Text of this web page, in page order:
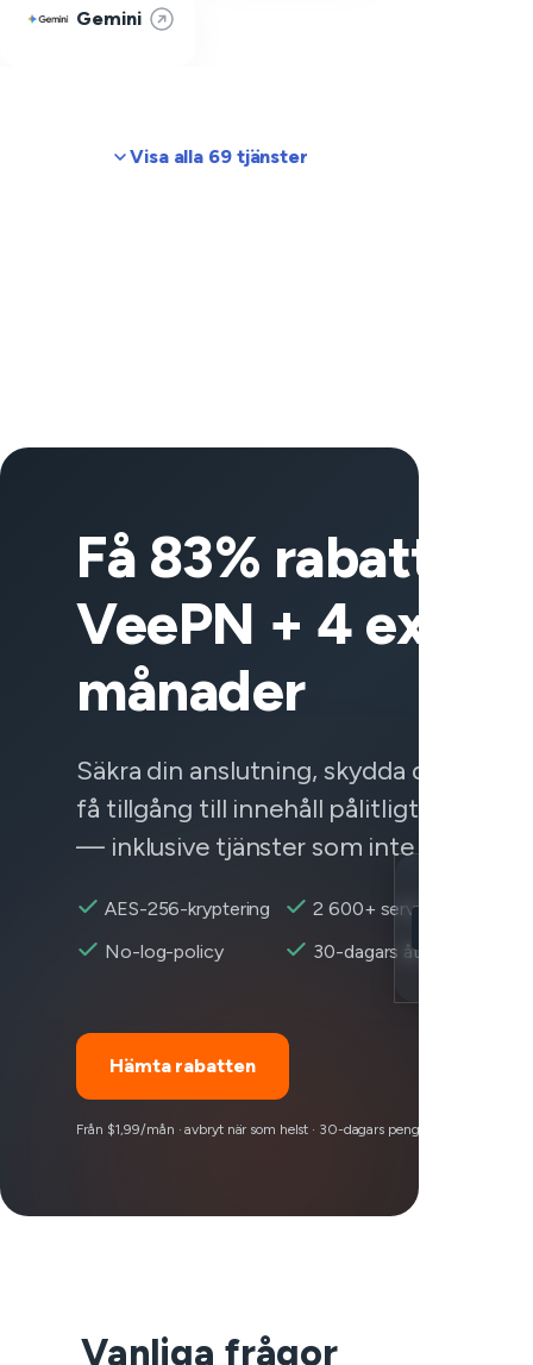
Gemini
Visa alla 69 tjänster
Få 83% rabatt på
VeePN + 4 extra
månader
Säkra din anslutning, skydda dina data
få tillgång till innehåll pålitligt var som
— inklusive tjänster som inte fungerar.
AES-256-kryptering
2 600+ servrar
No-log-policy
30-dagars återbetalning
Hämta rabatten
Från $1,99/mån · avbryt när som helst · 30-dagars pengarna-tillbaka-
Vanliga frågor